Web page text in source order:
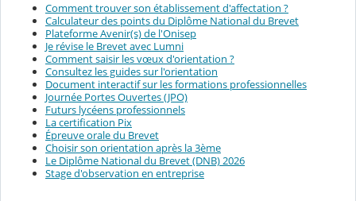
Comment trouver son établissement d'affectation ?
Calculateur des points du Diplôme National du Brevet
Plateforme Avenir(s) de l'Onisep
Je révise le Brevet avec Lumni
Comment saisir les vœux d'orientation ?
Consultez les guides sur l'orientation
Document interactif sur les formations professionnelles
Journée Portes Ouvertes (JPO)
Futurs lycéens professionnels
La certification Pix
Épreuve orale du Brevet
Choisir son orientation après la 3ème
Le Diplôme National du Brevet (DNB) 2026
Stage d'observation en entreprise